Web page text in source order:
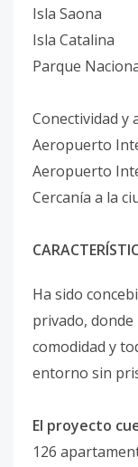
Isla Saona
Isla Catalina
Parque
Conectividad y
Aeropuerto
Aeropuerto
Cercanía a la
Ha sido
privado,
comodidad y
entorno sin
El proyecto
126